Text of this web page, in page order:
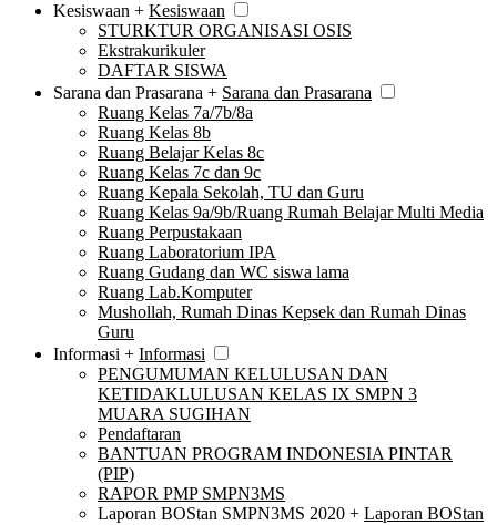
Kesiswaan + Kesiswaan
STURKTUR ORGANISASI OSIS
Ekstrakurikuler
DAFTAR SISWA
Sarana dan Prasarana + Sarana dan Prasarana
Ruang Kelas 7a/7b/8a
Ruang Kelas 8b
Ruang Belajar Kelas 8c
Ruang Kelas 7c dan 9c
Ruang Kepala Sekolah, TU dan Guru
Ruang Kelas 9a/9b/Ruang Rumah Belajar Multi Media
Ruang Perpustakaan
Ruang Laboratorium IPA
Ruang Gudang dan WC siswa lama
Ruang Lab.Komputer
Mushollah, Rumah Dinas Kepsek dan Rumah Dinas
Guru
Informasi + Informasi
PENGUMUMAN KELULUSAN DAN
KETIDAKLULUSAN KELAS IX SMPN 3
MUARA SUGIHAN
Pendaftaran
BANTUAN PROGRAM INDONESIA PINTAR
(PIP)
RAPOR PMP SMPN3MS
Laporan BOStan SMPN3MS 2020 + Laporan BOStan